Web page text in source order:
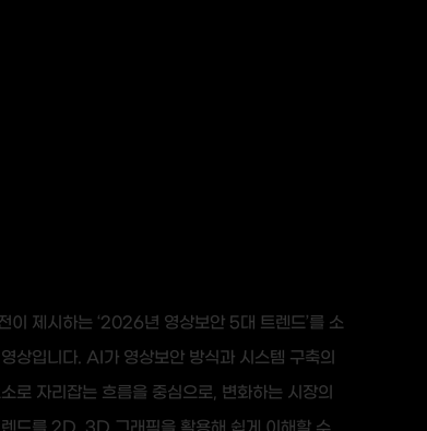
이 제시하는 ‘2026년 영상보안 5대 트렌드’를 소
상입니다. AI가 영상보안 방식과 시스템 구축의
로 자리잡는 흐름을 중심으로, 변화하는 시장의